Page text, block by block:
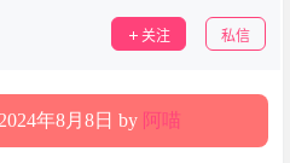
关注 私信
年8月8日 by 阿喵